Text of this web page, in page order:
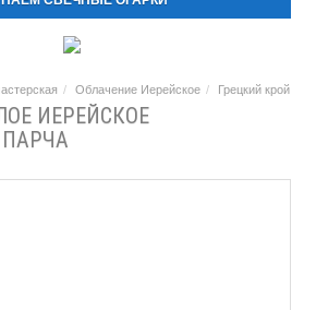
Облачение Иерейское Грецкий крой
ИЕРЕЙСКОЕ